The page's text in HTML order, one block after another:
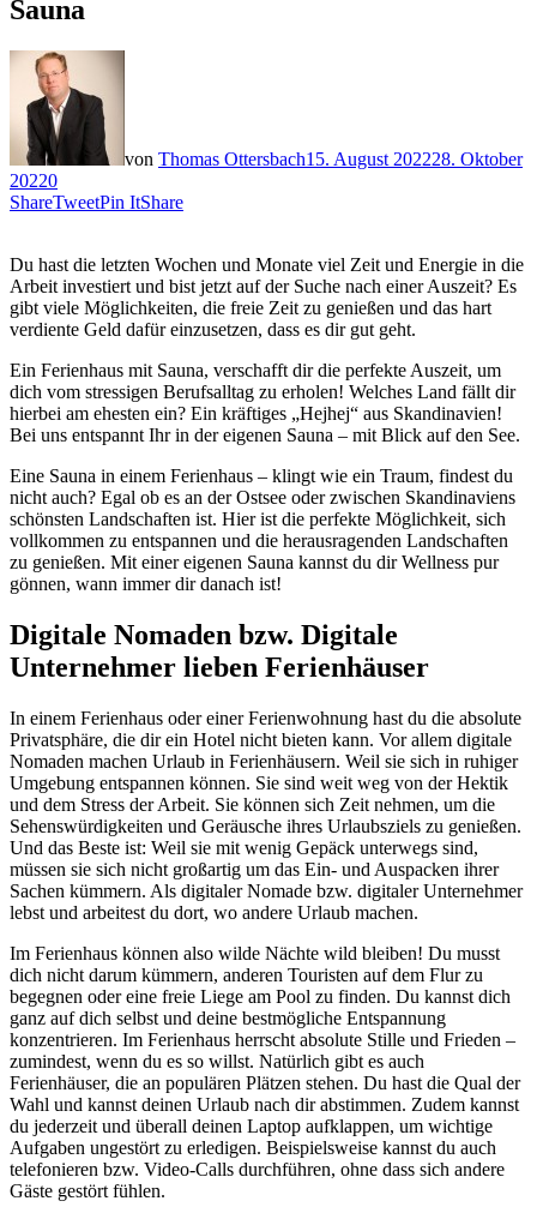
Sauna
von Thomas Ottersbach15. August 202228. Oktober
20220
ShareTweetPin ItShare
Du hast die letzten Wochen und Monate viel Zeit und Energie in die
Arbeit investiert und bist jetzt auf der Suche nach einer Auszeit? Es
gibt viele Möglichkeiten, die freie Zeit zu genießen und das hart
verdiente Geld dafür einzusetzen, dass es dir gut geht.
Ein Ferienhaus mit Sauna, verschafft dir die perfekte Auszeit, um
dich vom stressigen Berufsalltag zu erholen! Welches Land fällt dir
hierbei am ehesten ein? Ein kräftiges „Hejhej“ aus Skandinavien!
Bei uns entspannt Ihr in der eigenen Sauna – mit Blick auf den See.
Eine Sauna in einem Ferienhaus – klingt wie ein Traum, findest du
nicht auch? Egal ob es an der Ostsee oder zwischen Skandinaviens
schönsten Landschaften ist. Hier ist die perfekte Möglichkeit, sich
vollkommen zu entspannen und die herausragenden Landschaften
zu genießen. Mit einer eigenen Sauna kannst du dir Wellness pur
gönnen, wann immer dir danach ist!
Digitale Nomaden bzw. Digitale
Unternehmer lieben Ferienhäuser
In einem Ferienhaus oder einer Ferienwohnung hast du die absolute
Privatsphäre, die dir ein Hotel nicht bieten kann. Vor allem digitale
Nomaden machen Urlaub in Ferienhäusern. Weil sie sich in ruhiger
Umgebung entspannen können. Sie sind weit weg von der Hektik
und dem Stress der Arbeit. Sie können sich Zeit nehmen, um die
Sehenswürdigkeiten und Geräusche ihres Urlaubsziels zu genießen.
Und das Beste ist: Weil sie mit wenig Gepäck unterwegs sind,
müssen sie sich nicht großartig um das Ein- und Auspacken ihrer
Sachen kümmern. Als digitaler Nomade bzw. digitaler Unternehmer
lebst und arbeitest du dort, wo andere Urlaub machen.
Im Ferienhaus können also wilde Nächte wild bleiben! Du musst
dich nicht darum kümmern, anderen Touristen auf dem Flur zu
begegnen oder eine freie Liege am Pool zu finden. Du kannst dich
ganz auf dich selbst und deine bestmögliche Entspannung
konzentrieren. Im Ferienhaus herrscht absolute Stille und Frieden –
zumindest, wenn du es so willst. Natürlich gibt es auch
Ferienhäuser, die an populären Plätzen stehen. Du hast die Qual der
Wahl und kannst deinen Urlaub nach dir abstimmen. Zudem kannst
du jederzeit und überall deinen Laptop aufklappen, um wichtige
Aufgaben ungestört zu erledigen. Beispielsweise kannst du auch
telefonieren bzw. Video-Calls durchführen, ohne dass sich andere
Gäste gestört fühlen.